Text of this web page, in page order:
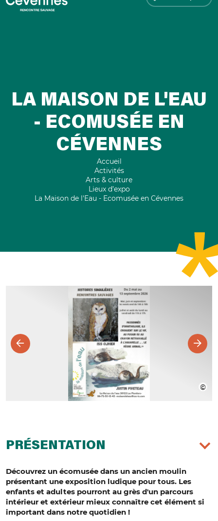
LA MAISON DE L'EAU
- ECOMUSÉE EN
CÉVENNES
Accueil
Activités
Arts & culture
Lieux d’expo
La Maison de l'Eau - Ecomusée en Cévennes
PRÉSENTATION
Découvrez un écomusée dans un ancien moulin
présentant une exposition ludique pour tous. Les
enfants et adultes pourront au grès d'un parcours
intérieur et extérieur mieux connaître cet élément si
important dans notre quotidien !